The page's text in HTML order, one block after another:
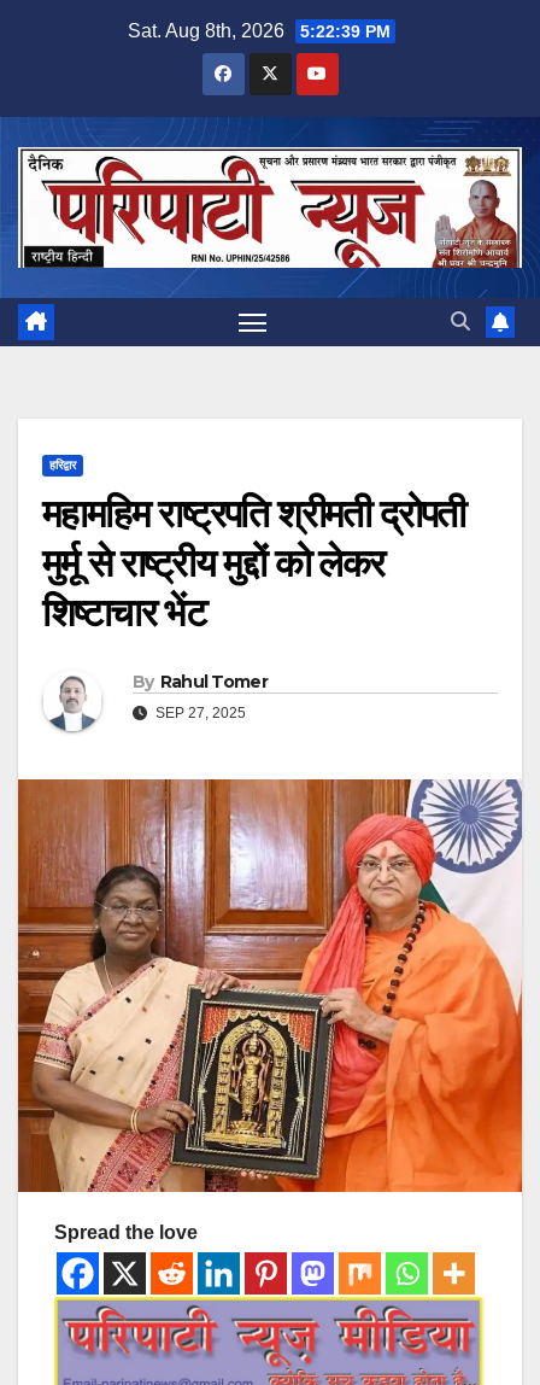
Sat. Aug 8th, 2026 5:22:40 PM
हरिद्वार
महामहिम राष्ट्रपति श्रीमती द्रोपती
मुर्मू से राष्ट्रीय मुद्दों को लेकर
शिष्टाचार भेंट
By Rahul Tomer
SEP 27, 2025
Spread the love